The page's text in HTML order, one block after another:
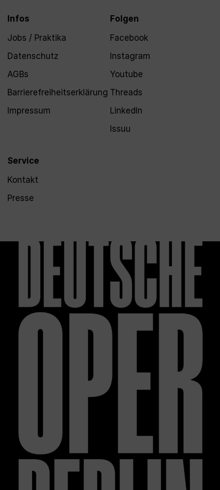
Infos
Jobs / Praktika
Datenschutz
AGBs
Barrierefreiheitserklärung
Impressum
Service
Kontakt
Presse
Folgen
Facebook
Instagram
Youtube
Threads
LinkedIn
Issuu